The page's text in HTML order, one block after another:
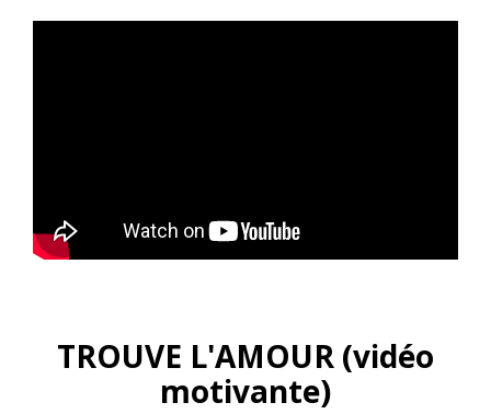
TROUVE L'AMOUR (vidéo
motivante)